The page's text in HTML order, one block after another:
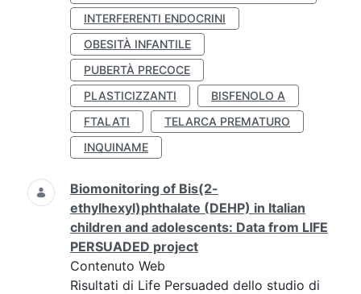
INTERFERENTI ENDOCRINI
OBESITÀ INFANTILE
PUBERTÀ PRECOCE
PLASTICIZZANTI
BISFENOLO A
FTALATI
TELARCA PREMATURO
INQUINAME
Biomonitoring of Bis(2-
ethylhexyl)phthalate (DEHP) in Italian
children and adolescents: Data from LIFE
PERSUADED project
Contenuto Web
Risultati di Life Persuaded dello studio di